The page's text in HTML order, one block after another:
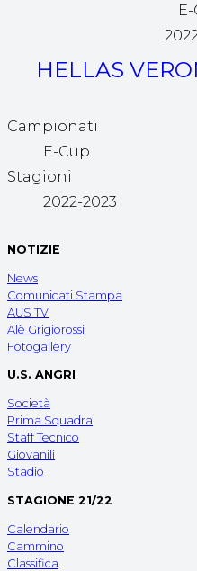
HELLAS
Campionati
E-Cup
Stagioni
2022-2023
NOTIZIE
News
Comunicati Stampa
AUS TV
Alè Grigiorossi
Fotogallery
U.S. ANGRI
Società
Prima Squadra
Staff Tecnico
Giovanili
Stadio
STAGIONE 21/22
Calendario
Cammino
Classifica